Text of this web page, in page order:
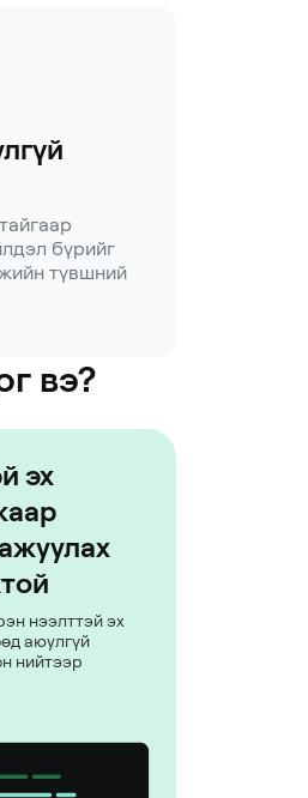
бүрийг
түвшний
вэ?
эх
нээлттэй эх
аюулгүй
нийтээр